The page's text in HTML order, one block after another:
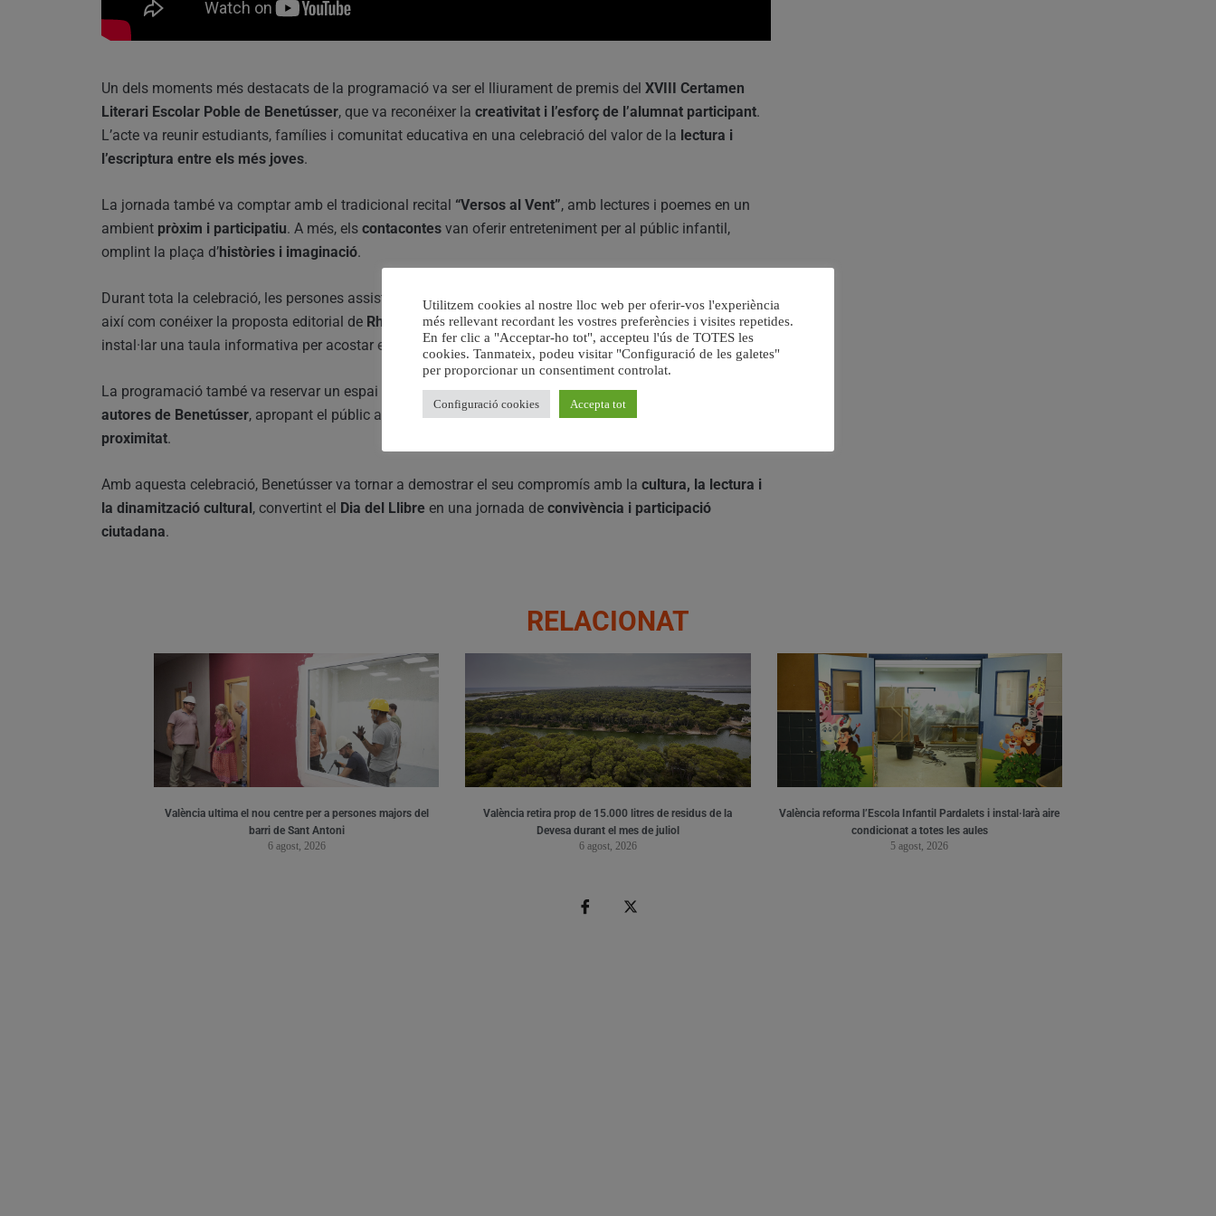
Un dels moments més destacats de la programació va ser el lliurament de premis del XVIII Certamen
Literari Escolar Poble de Benetússer, que va reconéixer la creativitat i l’esforç de l’alumnat participant.
L’acte va reunir estudiants, famílies i comunitat educativa en una celebració del valor de la lectura i
l’escriptura entre els més joves.
La jornada també va comptar amb el tradicional recital “Versos al Vent”, amb lectures i poemes en un
ambient pròxim i participatiu. A més, els contacontes van oferir entreteniment per al públic infantil,
omplint la plaça d’històries i imaginació.
Durant tota la celebració, les persones assistents van poder visitar les casetes de les llibreries locals
així com conéixer la proposta editorial de Rhematai les activitats de la biblioteca municipal, que va
instal·lar una taula informativa per acostar els seus serveis a la ciutadania.
La programació també va reservar un espai especial per altalent literari localamb la firma d’
autores de Benetússer, apropant el públic als creadors i posant en valor laproducció cultural de
proximitat.
Amb aquesta celebració, Benetússer va tornar a demostrar el seu compromís amb la cultura, la lectura i
la dinamització cultural, convertint el Dia del Llibre en una jornada de convivència i participació
ciutadana.
RELACIONAT
València ultima el nou centre per a persones majors del
barri de Sant Antoni
6 agost, 2026
València retira prop de 15.000 litres de residus de la
Devesa durant el mes de juliol
6 agost, 2026
València reforma l’Escola Infantil Pardalets i instal·larà aire
condicionat a totes les aules
5 agost, 2026
Utilitzem cookies al nostre lloc web per oferir-vos l'experiència
més rellevant recordant les vostres preferències i visites repetides.
En fer clic a "Acceptar-ho tot", accepteu l'ús de TOTES les
cookies. Tanmateix, podeu visitar "Configuració de les galetes"
per proporcionar un consentiment controlat.
Configuració cookies Accepta tot